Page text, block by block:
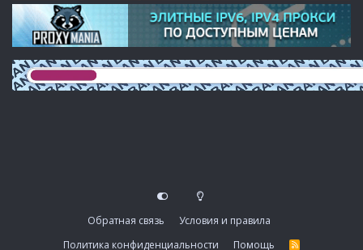
Обратная связь
Условия и правила
Политика конфиденциальности
Помощь
R